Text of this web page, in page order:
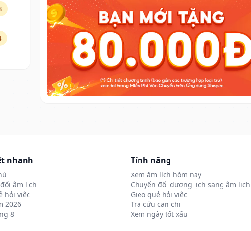
nhanh
âm lịch
hỏi việc
2026
8
Tính năng
Xem âm lịch hôm nay
Chuyển đổi dương lịch sang âm lịch
Gieo quẻ hỏi việc
Tra cứu can chi
Xem ngày tốt xấu